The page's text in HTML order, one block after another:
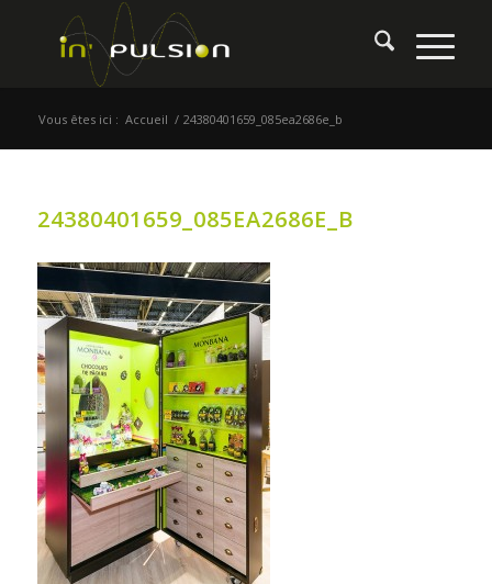
Vous êtes ici : Accueil / 24380401659_085ea2686e_b
24380401659_085EA2686E_B